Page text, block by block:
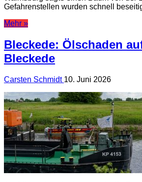
Gefahrenstellen wurden schnell
Mehr »
Bleckede: Ölschaden
Bleckede
Carsten Schmidt 10. Juni 2026